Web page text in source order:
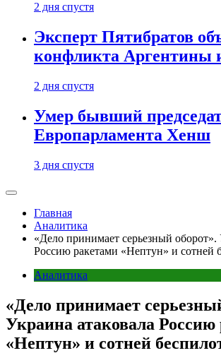
2 дня спустя
Эксперт Пятибратов
конфликта Аргентины
2 дня спустя
Умер бывший
Европарламента Хенш
3 дня спустя
Главная
Аналитика
«Дело принимает серьезный оборот».
Россию ракетами «Нептун» и сотней
Аналитика
«Дело принимает
Украина атаковала Россию
«Нептун» и сотней